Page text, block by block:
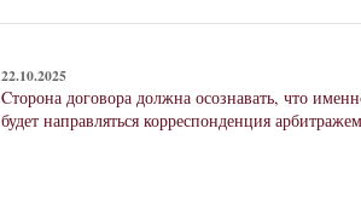
22.10.2025
Cторона договора должна осознавать, что
будет направляться корреспонденция